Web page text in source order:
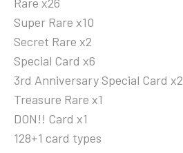
Super Rare x10
Secret Rare x2
Special Card x6
3rd Anniversary Special Card x2
Treasure Rare x1
DON!! Card x1
128+1 card types